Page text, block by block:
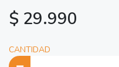
$ 29.990
CANTIDAD